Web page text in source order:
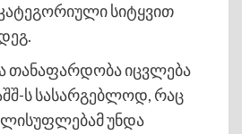
სიტყვით
იცვლება
ს სასარგებლოდ, რაც
უნდა